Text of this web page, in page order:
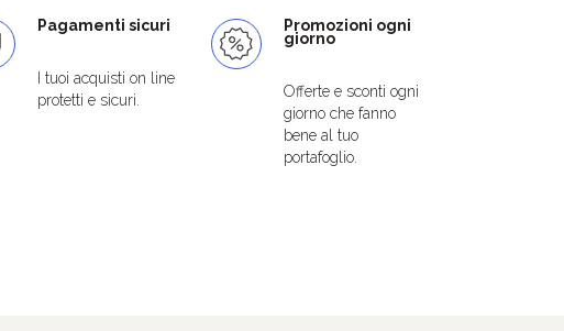
Pagamenti sicuri
I tuoi acquisti on line
protetti e sicuri.
Promozioni ogni
giorno
Offerte e sconti ogni
giorno che fanno
bene al tuo
portafoglio.